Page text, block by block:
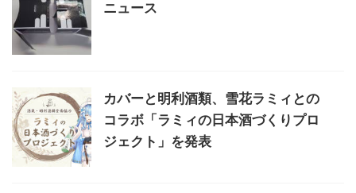
ニュース
カバーと明利酒類、雪花ラミィとの
コラボ「ラミィの日本酒づくりプロ
ジェクト」を発表